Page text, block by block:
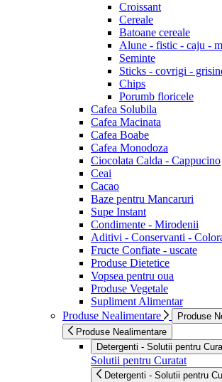
Croissant
Cereale
Batoane cereale
Alune - fistic - caju -
Seminte
Sticks - covrigi -
Chips
Porumb floricele
Cafea Solubila
Cafea Macinata
Cafea Boabe
Cafea Monodoza
Ciocolata Calda - Cappucino
Ceai
Cacao
Baze pentru Mancaruri
Supe Instant
Condimente - Mirodenii
Aditivi - Conservanti -
Fructe Confiate - uscate
Produse Dietetice
Vopsea pentru oua
Produse Vegetale
Supliment Alimentar
Produse Nealimentare
Produse
Produse Nealimentare
Detergenti - Solutii pentru
Solutii pentru Curatat
Detergenti - Solutii pentru